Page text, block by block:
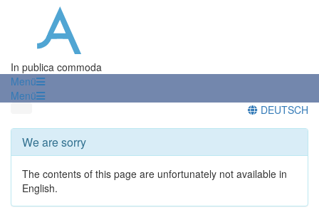
In publica commoda
Menü
Menü
DEUTSCH
We are sorry
The contents of this page are unfortunately not available in
English.